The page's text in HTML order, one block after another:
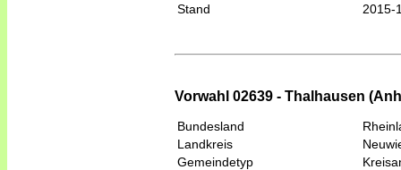
Stand
2015-
Vorwahl 02639 - Thalhausen
Bundesland
Landkreis
Gemeindetyp